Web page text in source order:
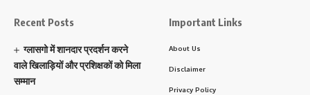
Recent Posts
ग्लासगो में शानदार प्रदर्शन करने
वाले खिलाड़ियों और प्रशिक्षकों को मिला
सम्मान
Important Links
About Us
Disclaimer
Privacy Policy